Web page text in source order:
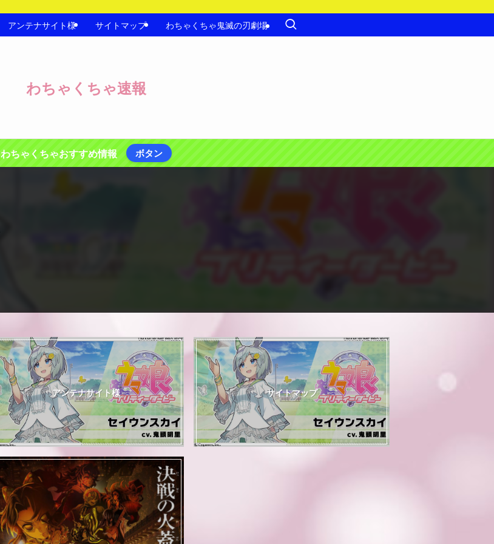
わちゃくちゃ速報
アンテナサイト様 サイトマップ わちゃくちゃ鬼滅の刃劇場
わちゃくちゃおすすめ情報 ボタン
アンテナサイト様 サイトマップ